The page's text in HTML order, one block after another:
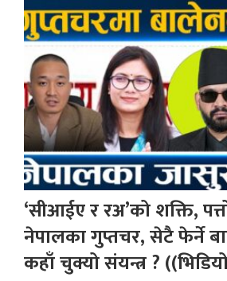
‘सीआईए र रअ’को शक्ति,
नेपालका गुप्तचर, सेटै फेर्ने
कहाँ चुक्यो संयन्त्र ?